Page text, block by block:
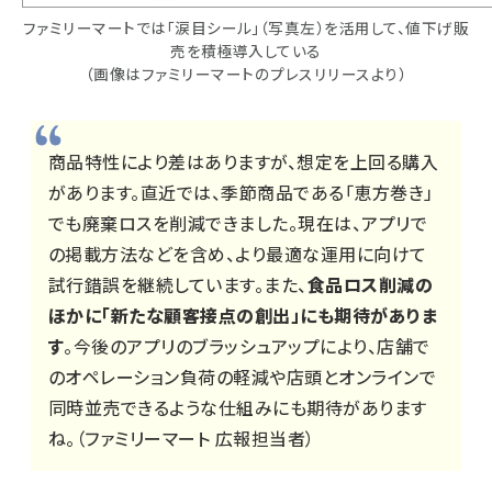
ファミリーマートでは「涙目シール」（写真左）を活用して、値下げ販
売を積極導入している
（画像はファミリーマートのプレスリリースより）
商品特性により差はありますが、想定を上回る購入
があります。直近では、季節商品である「恵方巻き」
でも廃棄ロスを削減できました。現在は、アプリで
の掲載方法などを含め、より最適な運用に向けて
試行錯誤を継続しています。また、食品ロス削減の
ほかに「新たな顧客接点の創出」にも期待がありま
す。今後のアプリのブラッシュアップにより、店舗で
のオペレーション負荷の軽減や店頭とオンラインで
同時並売できるような仕組みにも期待があります
ね。（ファミリーマート 広報担当者）